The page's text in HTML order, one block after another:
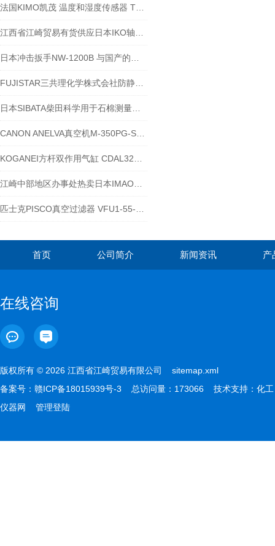
首页 公司简介 新闻资讯 产
在线咨询
版权所有 © 2026 江西省江崎贸易有限公司 sitemap.xml
备案号： 赣ICP备18015939号-3 总访问量：173066 技术支持： 化工
仪器网
管理登陆